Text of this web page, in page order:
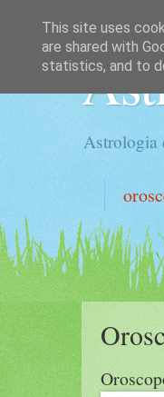
Astrologia
This site uses
are shared with
statistics, and to